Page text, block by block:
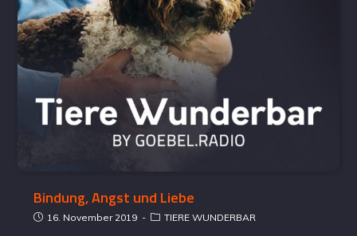
Bindung, Angst und Liebe
16. November 2019 TIERE WUNDERBAR